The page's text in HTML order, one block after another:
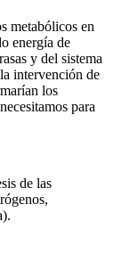
metabólicos en
energía de
y del sistema
intervención de
los
para
de las